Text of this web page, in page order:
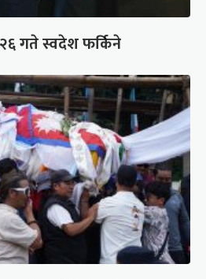
गते स्वदेश फर्किने